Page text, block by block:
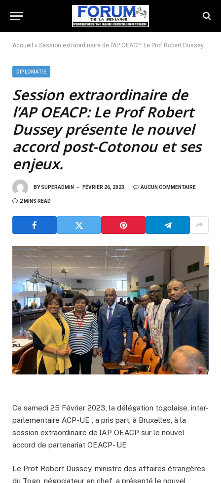
Accueil » Session extraordinaire de l’AP OEACP: Le Prof Robert Dussey présente le nouvel accord post-Cotonou et ses enjeux.
DIPLOMATIE
Session extraordinaire de
l’AP OEACP: Le Prof Robert
Dussey présente le nouvel
accord post-Cotonou et ses
enjeux.
BY SUPERADMIN FÉVRIER 26, 2023 AUCUN COMMENTAIRE
2 MINS READ
Ce samedi 25 Février 2023, la délégation togolaise, inter-
parlementaire ACP-UE , a pris part, à Bruxelles, à la
session extraordinaire de l’AP OEACP sur le nouvel
accord de partenariat OEACP- UE
Le Prof Robert Dussey, ministre des affaires étrangères
du Togo, négociateur en chef, a présenté le nouvel